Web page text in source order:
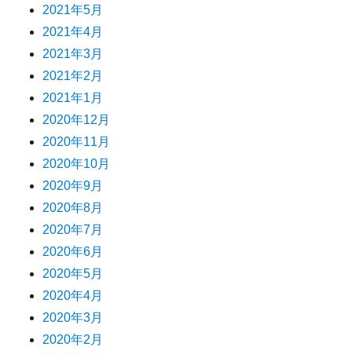
2021年5月
2021年4月
2021年3月
2021年2月
2021年1月
2020年12月
2020年11月
2020年10月
2020年9月
2020年8月
2020年7月
2020年6月
2020年5月
2020年4月
2020年3月
2020年2月